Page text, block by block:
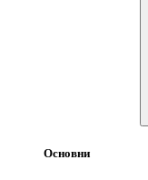
Основни